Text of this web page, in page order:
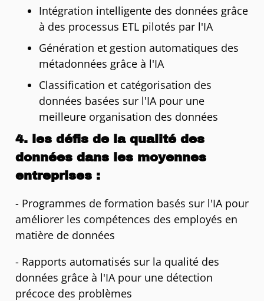
Intégration intelligente des données grâce
à des processus ETL pilotés par l'IA
Génération et gestion automatiques des
métadonnées grâce à l'IA
Classification et catégorisation des
données basées sur l'IA pour une
meilleure organisation des données
4. les défis de la qualité des
données dans les moyennes
entreprises :
- Programmes de formation basés sur l'IA pour
améliorer les compétences des employés en
matière de données
- Rapports automatisés sur la qualité des
données grâce à l'IA pour une détection
précoce des problèmes